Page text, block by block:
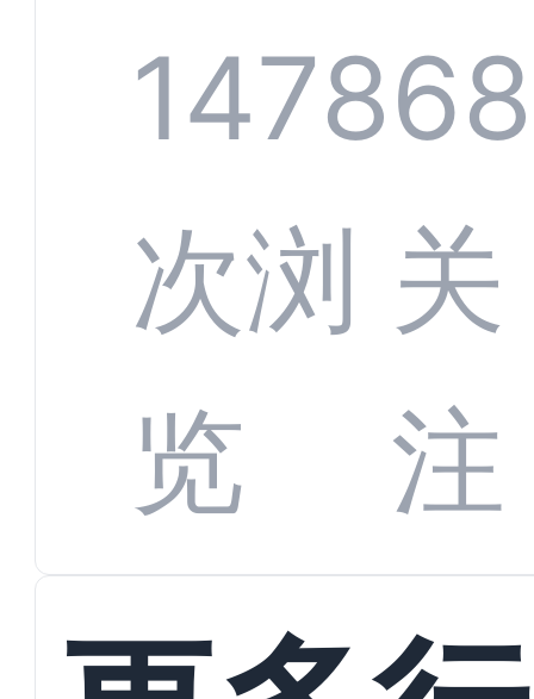
增长与
数字化
蜕变
服系统
全渠道
数据对
接
1478
次浏
览
关
注